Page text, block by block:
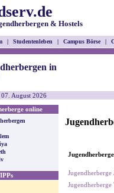
& Hostels
| Studentenleben | Campus Börse |
in
07. August 2026
online
Jugendherberge
Jugendherberge